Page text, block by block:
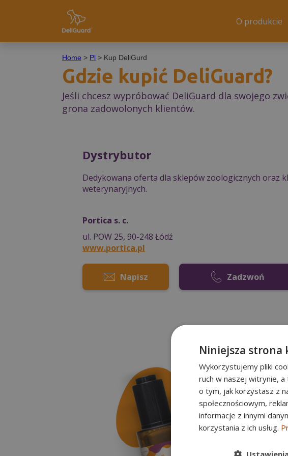
O produkcie
Home > Pl > Kup DeliGurd
Gdzie kupić DeliGuard?
Jeśli chcesz wypróbować DeliGuard dla swojego
grona zadowolonych klientów.
Dystrybutor
Dedykowana oferta dla sklepów zoologicznych oraz
weterynaryjnych.
Portica s. c.
ul. POW 25, 90-248 Łódź
www.portica.pl
Napisz Zadzwoń
Niniejsza strona
Wykorzystujemy pliki
ruch w naszej witrynie,
o tym, jak korzystasz z
społecznościowym,
informacje z innymi
korzystania z ich usług.